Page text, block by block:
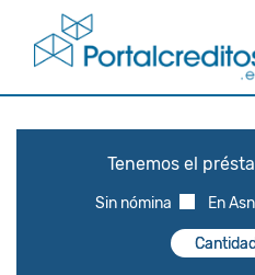
Tenemos el
Sin nómina En